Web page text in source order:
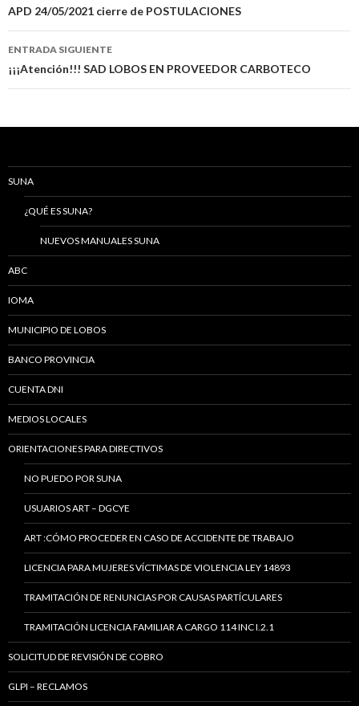
de
entradas
APD 24/05/2021 cierre de POSTULACIONES
ENTRADA SIGUIENTE
¡¡¡Atención!!! SAD LOBOS EN PROVEEDOR CARBOTECO
SUNA
¿QUÉ ES SUNA?
NUEVOS MANUALES SUNA
ABC
IOMA
MUNICIPIO DE LOBOS
BANCO PROVINCIA
CUENTA DNI
MEDIOS LOCALES
ORIENTACIONES PARA DIRECTIVOS
NO PUEDO POR SUNA
USUARIOS ART – DGCYE
ART :CÓMO PROCEDER EN CASO DE ACCIDENTE DE TRABAJO
LICENCIA PARA MUJERES VÍCTIMAS DE VIOLENCIA LEY 14893
TRAMITACIÓN DE RENUNCIAS POR CAUSAS PARTÍCULARES
TRAMITACIÓN LICENCIA FAMILIAR A CARGO 114 INC I.2.1
SOLICITUD DE REVISIÓN DE COBRO
GLPI – RECLAMOS